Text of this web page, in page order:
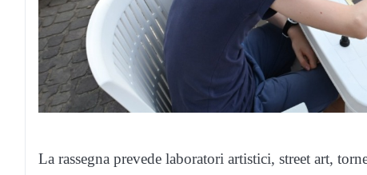
La rassegna prevede laboratori artistici, street art,